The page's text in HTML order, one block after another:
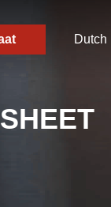
Dutch